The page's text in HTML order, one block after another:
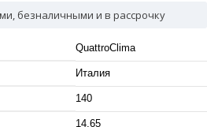
безналичными и в рассрочку
QuattroClima
Италия
140
14,65